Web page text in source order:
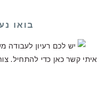
בואו
יש לכם רעיון
איתי קשר כאן כדי להתחיל.